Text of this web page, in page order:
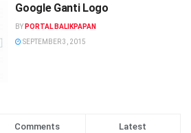
Google Ganti Logo
BY PORTAL BALIKPAPAN
SEPTEMBER 3, 2015
Comments Latest